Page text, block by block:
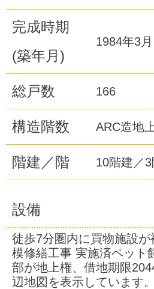
完成時期
(築年月)
1984年3月
総戸数 166
構造階数 ARC造地
階建／階 10階建／
設備
徒歩7分圏内に買物施設
模修繕工事 実施済ペット
部が地上権、借地期限
辺地図を表示しています